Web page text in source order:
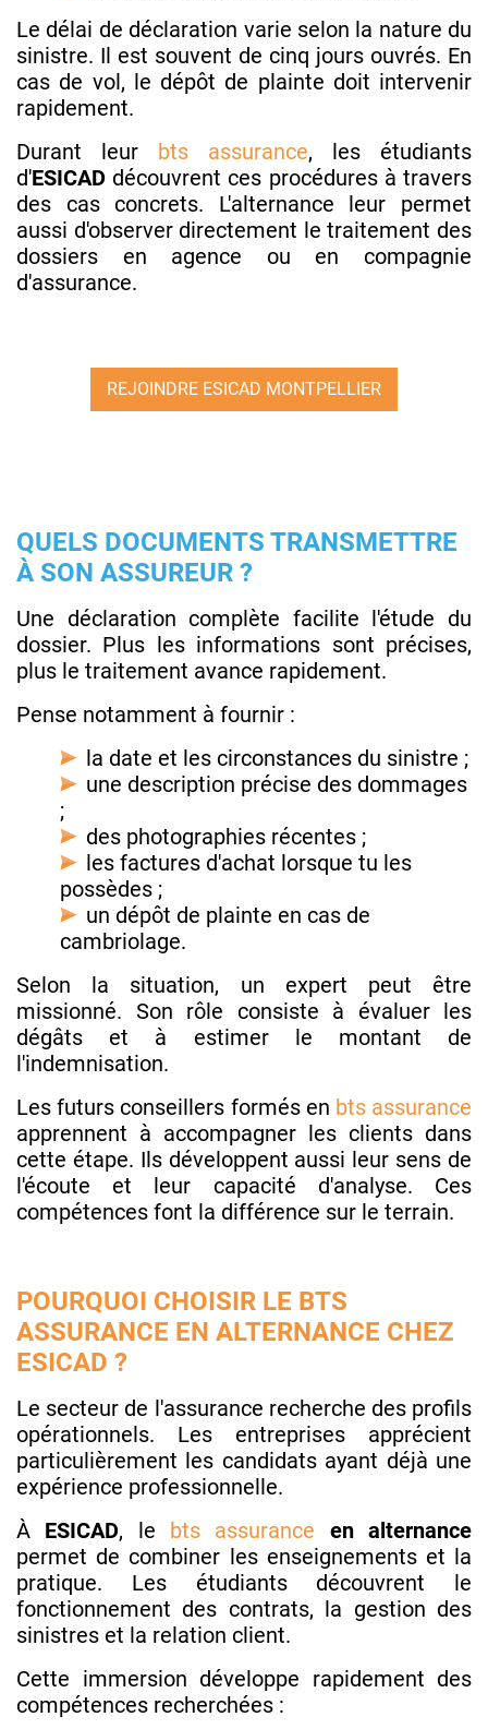
Le délai de déclaration varie selon la nature du
sinistre. Il est souvent de cinq jours ouvrés. En
cas de vol, le dépôt de plainte doit intervenir
rapidement.
Durant leur bts assurance, les étudiants
d'ESICAD découvrent ces procédures à travers
des cas concrets. L'alternance leur permet
aussi d'observer directement le traitement des
dossiers en agence ou en compagnie
d'assurance.
REJOINDRE ESICAD MONTPELLIER
QUELS DOCUMENTS TRANSMETTRE
À SON ASSUREUR ?
Une déclaration complète facilite l'étude du
dossier. Plus les informations sont précises,
plus le traitement avance rapidement.
Pense notamment à fournir :
la date et les circonstances du sinistre ;
une description précise des dommages
;
des photographies récentes ;
les factures d'achat lorsque tu les
possèdes ;
un dépôt de plainte en cas de
cambriolage.
Selon la situation, un expert peut être
missionné. Son rôle consiste à évaluer les
dégâts et à estimer le montant de
l'indemnisation.
Les futurs conseillers formés en bts assurance
apprennent à accompagner les clients dans
cette étape. Ils développent aussi leur sens de
l'écoute et leur capacité d'analyse. Ces
compétences font la différence sur le terrain.
POURQUOI CHOISIR LE BTS
ASSURANCE EN ALTERNANCE CHEZ
ESICAD ?
Le secteur de l'assurance recherche des profils
opérationnels. Les entreprises apprécient
particulièrement les candidats ayant déjà une
expérience professionnelle.
À ESICAD, le bts assurance en alternance
permet de combiner les enseignements et la
pratique. Les étudiants découvrent le
fonctionnement des contrats, la gestion des
sinistres et la relation client.
Cette immersion développe rapidement des
compétences recherchées :